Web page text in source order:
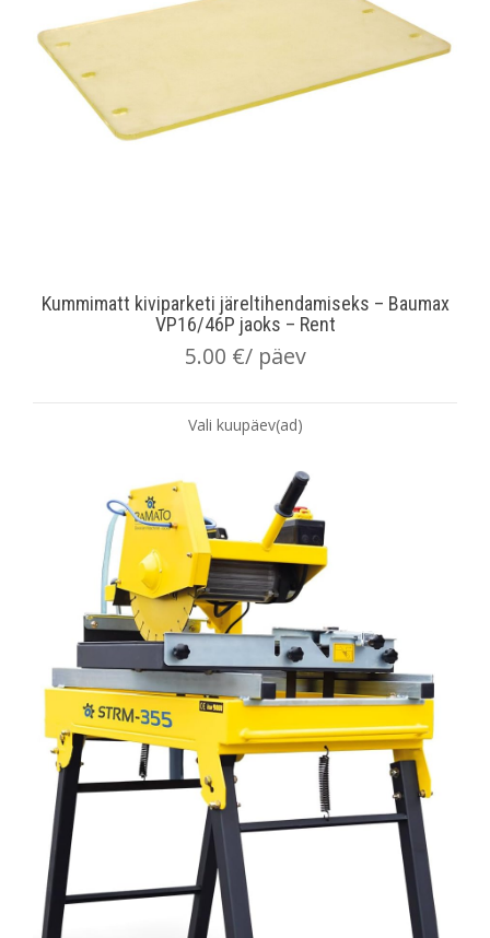
Kummimatt kiviparketi järeltihendamiseks – Baumax
VP16/46P jaoks – Rent
5.00 €/ päev
Vali kuupäev(ad)